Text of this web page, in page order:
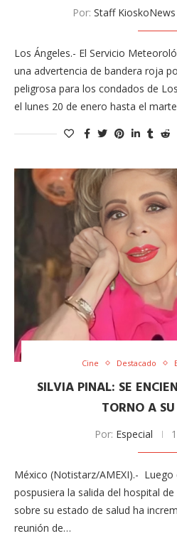
Por: Staff KioskoNews
Los Ángeles.- El Servicio
una advertencia de bandera roja
peligrosa para los condados de
el lunes 20 de enero hasta el
Cine Destacado
SILVIA PINAL: SE
TORNO A
Por: Especial
México (Notistarz/AMEXI).-
pospusiera la salida del hospital
sobre su estado de salud ha
reunión de…